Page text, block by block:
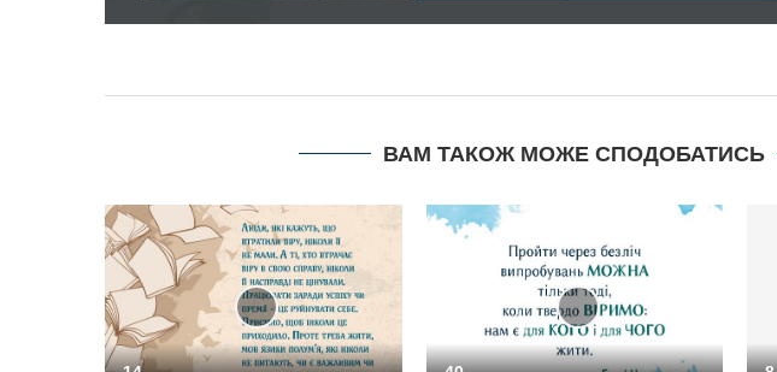
ВАМ ТАКОЖ МОЖЕ СПОДОБАТИСЬ